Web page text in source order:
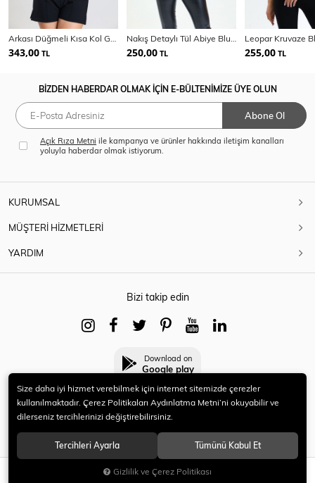
SEPETE EKLE
343,00 TL 250,00 TL
Leopar Kruvaze
255,00 TL
BİZDEN HABERDAR OLMAK İÇİN E-BÜLTENİMİZE ÜYE OLUN
Abone Ol
Açık Rıza Metni ile kampanya ve ürünler hakkında iletişim kanalları
yoluyla haberdar olmak istiyorum.
KURUMSAL
MÜŞTERİ HİZMETLERİ
YARDIM
Bizi takip edin
Download on
Google play
© 2021 HERYENİ. Tüm hakları saklıdır.
Size daha iyi hizmet verebilmek için internet sitemizde çerezler
kullanılmaktadır. Çerez Politikaları Aydınlatma Metni’ni okuyabilir ve
dilerseniz tercihlerinizi değiştirebilirsiniz.
Tercihleri Ayarla Tümünü Kabul Et
Gizlilik ve Çerez Politikası